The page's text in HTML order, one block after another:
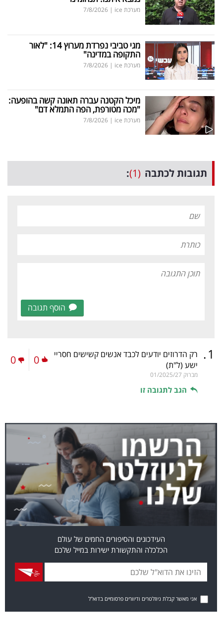
מערכת ice |
7/8/2026
מגי טביבי נפרדת מערוץ 14: "לאור
התקופה במדינה"
מערכת ice |
7/8/2026
מיכל הקטנה עברה תאונה קשה בהופעה:
"מכה מטורפת, הפה התמלא דם"
מערכת ice |
7/8/2026
תגובות לכתבה (1)
:
הוסף תגובה
1
. רק הדרוזים יודעים לכבד אנשים קשישים חסריי
ישע (ל"ת)
מברוק 01/2025/27
הגב לתגובה זו
0
0
העידכונים והסיפורים החמים של עולם
הכלכלה והתקשורת ישירות במייל שלכם
אני מאשר קבלת ניוזלטרים ודיוורים פרסומיים בדוא"ל